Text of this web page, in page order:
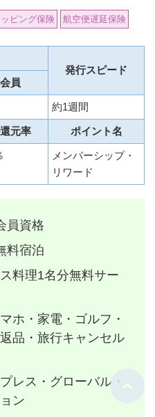
ピング保険 航空便遅延保険
発行スピード
員
約1週間
元率 ポイント名
メンバーシップ・
リワード
員資格
料宿泊
料理1名分無料サー
ホ・家電・ゴルフ・
品・旅行キャンセル
レス・グローバル・
ン